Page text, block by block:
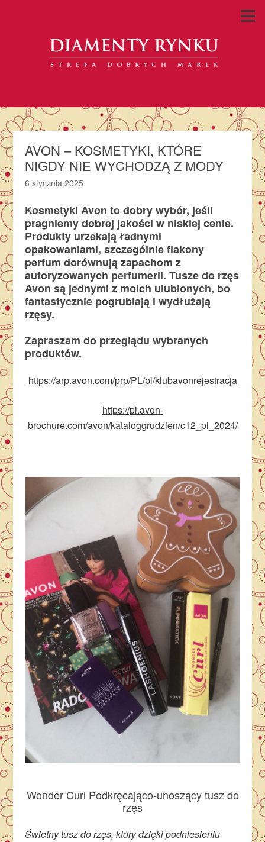
AVON – KOSMETYKI, KTÓRE
NIGDY NIE WYCHODZĄ Z MODY
6 stycznia 2025
Kosmetyki Avon to dobry wybór, jeśli
pragniemy dobrej jakości w niskiej cenie.
Produkty urzekają ładnymi
opakowaniami, szczególnie flakony
perfum dorównują zapachom z
autoryzowanych perfumerii. Tusze do rzęs
Avon są jednymi z moich ulubionych, bo
fantastycznie pogrubiają i wydłużają
rzęsy.
Zapraszam do przeglądu wybranych
produktów.
https://arp.avon.com/prp/PL/pl/klubavonrejestracja
https://pl.avon-
brochure.com/avon/kataloggrudzien/c12_pl_2024/
Wonder Curl Podkręcająco-unoszący tusz do
rzęs
Świetny tusz do rzęs, który dzięki podniesieniu